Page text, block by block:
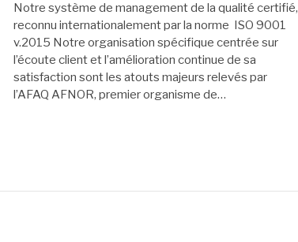
Notre système de management de la qualité certifié,
reconnu internationalement par la norme ISO 9001
v.2015 Notre organisation spécifique centrée sur
l’écoute client et l’amélioration continue de sa
satisfaction sont les atouts majeurs relevés par
l’AFAQ AFNOR, premier organisme de…